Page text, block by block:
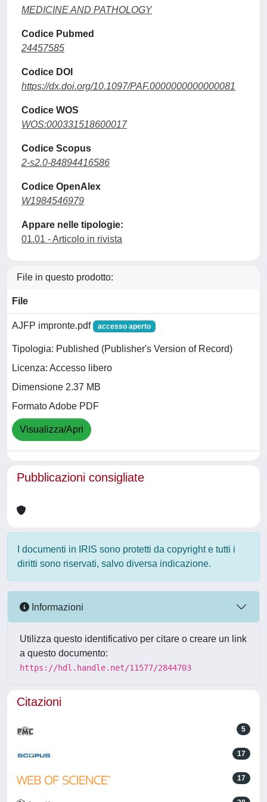
MEDICINE AND PATHOLOGY
Codice Pubmed
24457585
Codice DOI
https://dx.doi.org/10.1097/PAF.0000000000000081
Codice WOS
WOS:000331518600017
Codice Scopus
2-s2.0-84894416586
Codice OpenAlex
W1984546979
Appare nelle tipologie:
01.01 - Articolo in rivista
File in questo prodotto:
File
AJFP impronte.pdf accesso aperto
Tipologia: Published (Publisher's Version of Record)
Licenza: Accesso libero
Dimensione 2.37 MB
Formato Adobe PDF
Visualizza/Apri
Pubblicazioni consigliate
I documenti in IRIS sono protetti da copyright e tutti i
diritti sono riservati, salvo diversa indicazione.
Informazioni
Utilizza questo identificativo per citare o creare un link
a questo documento:
https://hdl.handle.net/11577/2844703
Citazioni
5
17
17